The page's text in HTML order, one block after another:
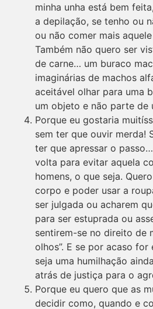
minha unha está bem
a depilação, se tenho ou
ou não comer mais
Também não quero ser
de carne… um buraco
imaginárias de machos
aceitável olhar para uma
um objeto e não parte de
Porque eu gostaria
sem ter que ouvir merda!
ter que apressar o
volta para evitar aquela
homens, o que seja.
corpo e poder usar a
ser julgada ou acharem
para ser estuprada ou
sentirem-se no direito de
olhos”. E se por acaso for
seja uma humilhação
atrás de justiça para o
Porque eu quero que as
decidir como, quando e